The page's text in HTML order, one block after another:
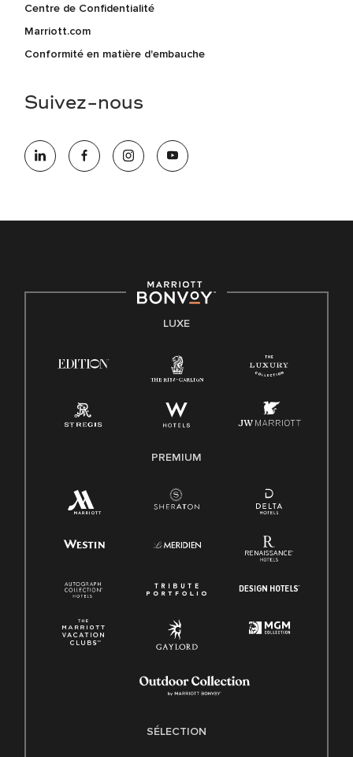
Centre de Confidentialité
Marriott.com
Conformité en matière d'embauche
Suivez-nous
LUXE
PREMIUM
SÉLECTION